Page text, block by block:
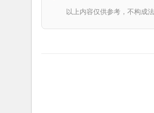
以上内容仅供参考，不构成